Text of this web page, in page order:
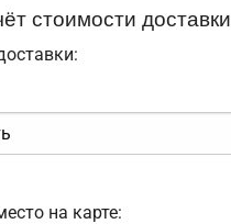
стоимости доставки
на карте: